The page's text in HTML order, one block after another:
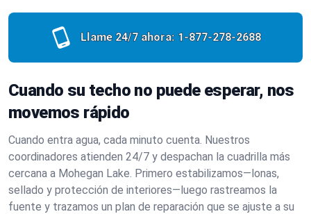
Llame 24/7 ahora: 1-877-278-2688
Cuando su techo no puede esperar, nos
movemos rápido
Cuando entra agua, cada minuto cuenta. Nuestros
coordinadores atienden 24/7 y despachan la cuadrilla más
cercana a Mohegan Lake. Primero estabilizamos—lonas,
sellado y protección de interiores—luego rastreamos la
fuente y trazamos un plan de reparación que se ajuste a su